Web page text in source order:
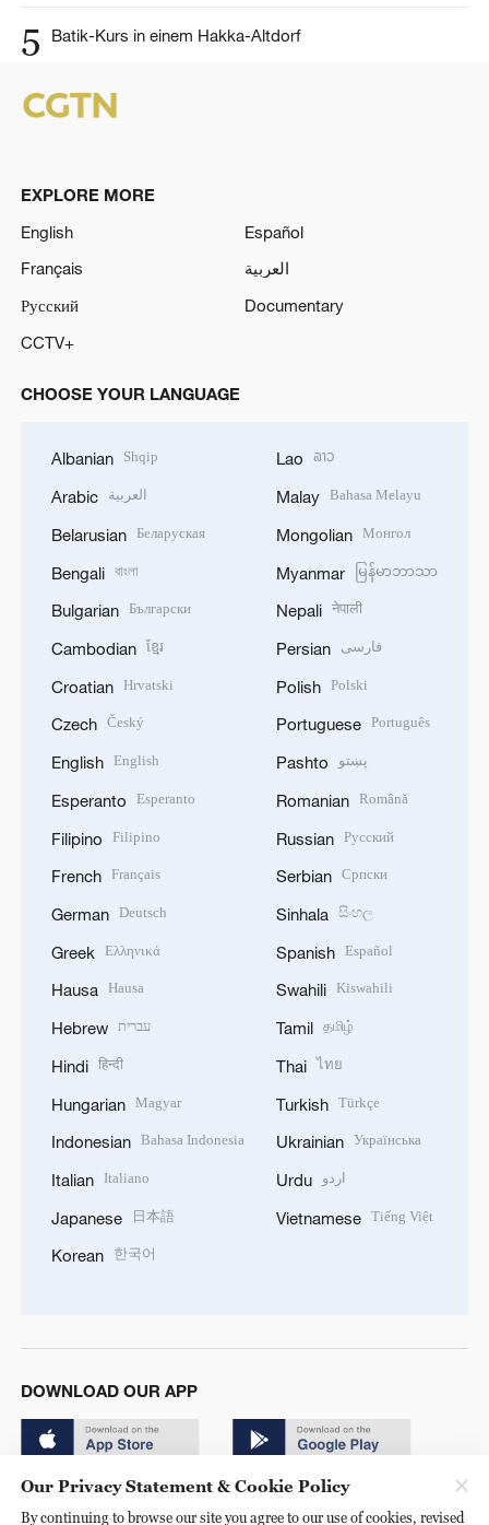
5 Batik-Kurs in einem Hakka-Altdorf
EXPLORE MORE
English
Español
Français
العربية
Русский
Documentary
CCTV+
CHOOSE YOUR LANGUAGE
Albanian Shqip
Arabic العربية
Belarusian Беларуская
Bengali বাংলা
Bulgarian Български
Cambodian ខ្មែរ
Croatian Hrvatski
Czech Český
English English
Esperanto Esperanto
Filipino Filipino
French Français
German Deutsch
Greek Ελληνικά
Hausa Hausa
Hebrew עברית
Hindi हिन्दी
Hungarian Magyar
Indonesian Bahasa Indonesia
Italian Italiano
Japanese 日本語
Korean 한국어
Lao ລາວ
Malay Bahasa Melayu
Mongolian Монгол
Myanmar မြန်မာဘာသာ
Nepali नेपाली
Persian فارسی
Polish Polski
Portuguese Português
Pashto پښتو
Romanian Română
Russian Русский
Serbian Српски
Sinhala සිංහල
Spanish Español
Swahili Kiswahili
Tamil தமிழ்
Thai ไทย
Turkish Türkçe
Ukrainian Українська
Urdu اردو
Vietnamese Tiếng Việt
DOWNLOAD OUR APP
Our Privacy Statement & Cookie Policy
By continuing to browse our site you agree to our use of cookies, revised